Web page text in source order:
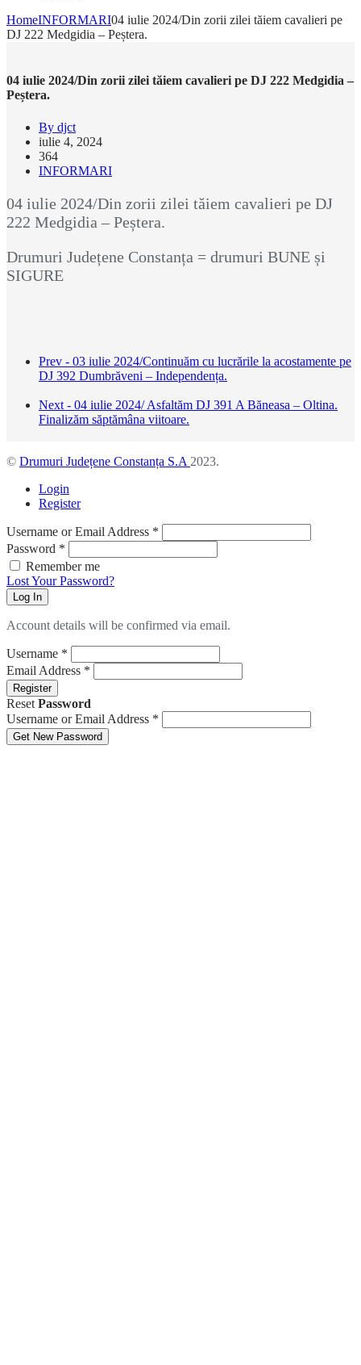
HomeINFORMARI04 iulie 2024/Din zorii zilei tăiem cavalieri pe
DJ 222 Medgidia – Peștera.
04 iulie 2024/Din zorii zilei tăiem cavalieri pe DJ 222 Medgidia –
Peștera.
By djct
iulie 4, 2024
364
INFORMARI
04 iulie 2024/Din zorii zilei tăiem cavalieri pe DJ
222 Medgidia – Peștera.
Drumuri Județene Constanța = drumuri BUNE și
SIGURE
Prev - 03 iulie 2024/Continuăm cu lucrările la acostamente pe
DJ 392 Dumbrăveni – Independența.
Next - 04 iulie 2024/ Asfaltăm DJ 391 A Băneasa – Oltina.
Finalizăm săptămâna viitoare.
© Drumuri Județene Constanța S.A 2023.
Login
Register
Username or Email Address *
Password *
Remember me
Lost Your Password?
Log In
Account details will be confirmed via email.
Username *
Email Address *
Register
Reset Password
Username or Email Address *
Get New Password